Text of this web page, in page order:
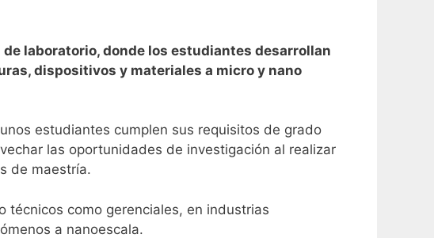
laboratorio, donde los estudiantes desarrollan
dispositivos y materiales a micro y nano
estudiantes cumplen sus requisitos de grado
las oportunidades de investigación al realizar
de maestría.
técnicos como gerenciales, en industrias
a nanoescala.